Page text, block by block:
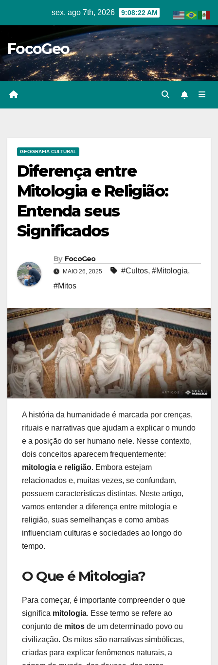
sex. ago 7th, 2026 9:08:23 AM
FocoGeo
GEOGRAFIA CULTURAL
Diferença entre
Mitologia e Religião:
Entenda seus
Significados
By FocoGeo
MAIO 26, 2025 #Cultos, #Mitologia,
#Mitos
A história da humanidade é marcada por crenças,
rituais e narrativas que ajudam a explicar o mundo
e a posição do ser humano nele. Nesse contexto,
dois conceitos aparecem frequentemente:
mitologia e religião. Embora estejam
relacionados e, muitas vezes, se confundam,
possuem características distintas. Neste artigo,
vamos entender a diferença entre mitologia e
religião, suas semelhanças e como ambas
influenciam culturas e sociedades ao longo do
tempo.
O Que é Mitologia?
Para começar, é importante compreender o que
significa mitologia. Esse termo se refere ao
conjunto de mitos de um determinado povo ou
civilização. Os mitos são narrativas simbólicas,
criadas para explicar fenômenos naturais, a